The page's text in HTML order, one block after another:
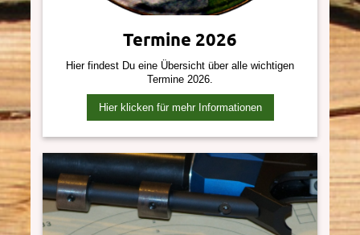
Termine 2026
Hier findest Du eine Übersicht über alle wichtigen
Termine 2026.
Hier klicken für mehr Informationen